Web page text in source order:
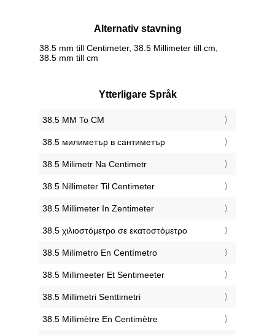
Alternativ stavning
38.5 mm till Centimeter, 38.5 Millimeter till cm,
38.5 mm till cm
Ytterligare Språk
‎38.5 MM To CM
‎38.5 милиметър в сантиметър
‎38.5 Milimetr Na Centimetr
‎38.5 Nillimeter Til Centimeter
‎38.5 Millimeter In Zentimeter
‎38.5 χιλιοστόμετρο σε εκατοστόμετρο
‎38.5 Milímetro En Centímetro
‎38.5 Millimeeter Et Sentimeeter
‎38.5 Millimetri Senttimetri
‎38.5 Millimètre En Centimètre